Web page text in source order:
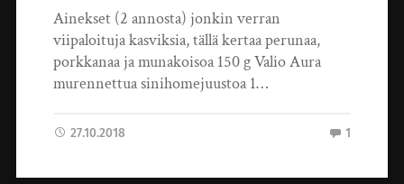
Ainekset (2 annosta) jonkin verran
viipaloituja kasviksia, tällä kertaa perunaa,
porkkanaa ja munakoisoa 150 g Valio Aura
murennettua sinihomejuustoa 1…
27.10.2018 1